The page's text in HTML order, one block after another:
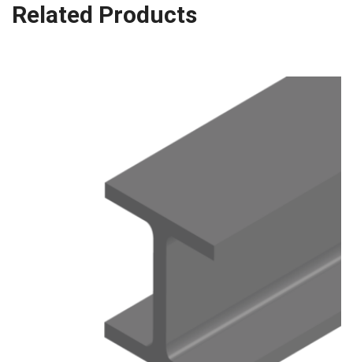
Related Products